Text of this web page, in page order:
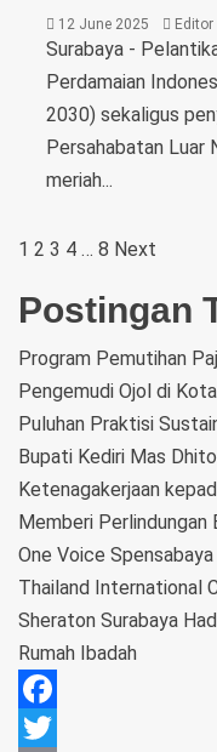
12 June 2025 Editor
Surabaya -
Perdamaian
2030) sekaligus
Persahabatan Luar
meriah...
1 2 3 4 … 8 Next
Postingan
Program Pemutihan
Pengemudi Ojol di
Puluhan Praktisi
Bupati Kediri Mas
Ketenagakerjaan
Memberi Perlindungan
One Voice
Thailand International
Sheraton Surabaya
Rumah Ibadah
Facebook